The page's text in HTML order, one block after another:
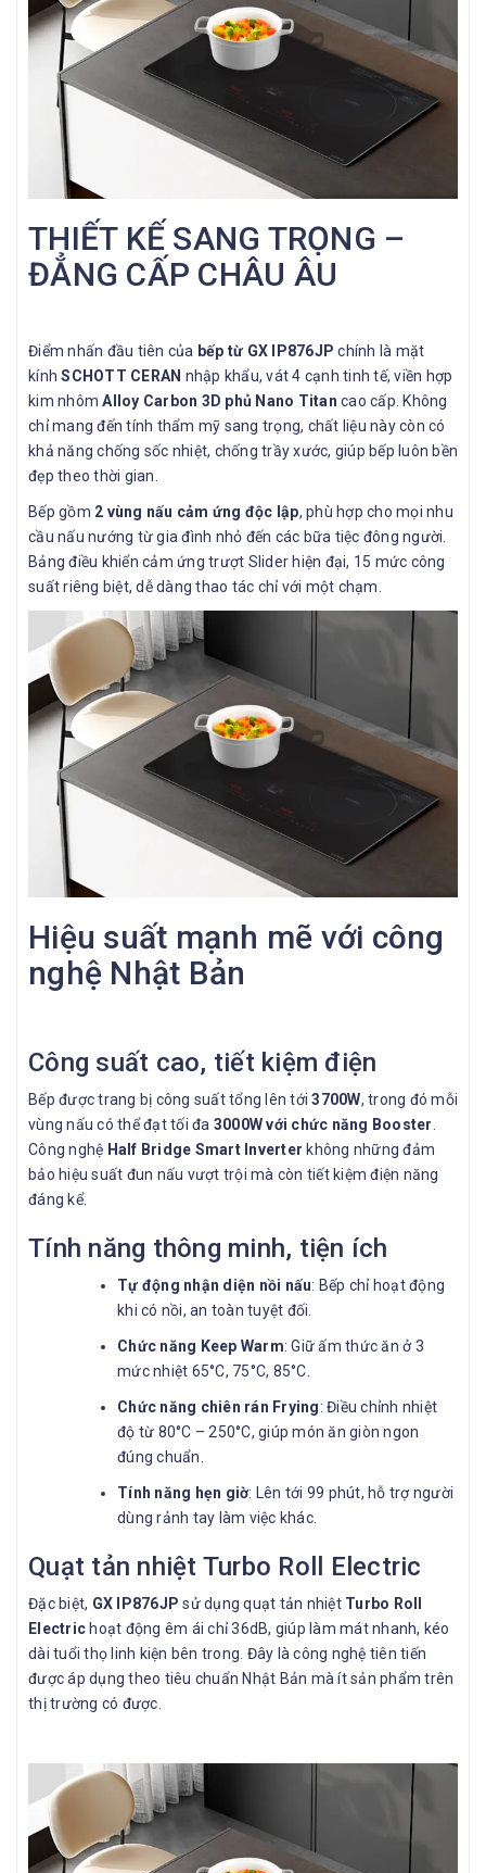
THIẾT KẾ SANG TRỌNG –
ĐẲNG CẤP CHÂU ÂU
Điểm nhấn đầu tiên của bếp từ GX IP876JP chính là mặt
kínhSCHOTT CERAN nhập khẩu, vát 4 cạnh tinh tế, viền hợp
kim nhômAlloy Carbon 3D phủ Nano Titan cao cấp. Không
chỉ mang đến tính thẩm mỹ sang trọng, chất liệu này còn có
khả năng chống sốc nhiệt, chống trầy xước, giúp bếp luôn bền
đẹp theo thời gian.
Bếp gồm 2 vùng nấu cảm ứng độc lập, phù hợp cho mọi nhu
cầu nấu nướng từ gia đình nhỏ đến các bữa tiệc đông người.
Bảng điều khiển cảm ứng trượt Slider hiện đại, 15 mức công
suất riêng biệt, dễ dàng thao tác chỉ với một chạm.
Hiệu suất mạnh mẽ với công
nghệ Nhật Bản
Công suất cao, tiết kiệm điện
Bếp được trang bị công suất tổng lên tới3700W, trong đó mỗi
vùng nấu có thể đạt tối đa 3000W với chức năng Booster
Công nghệ Half Bridge Smart Inverter không những đảm
bảo hiệu suất đun nấu vượt trội mà còn tiết kiệm điện năng
đáng kể.
Tính năng thông minh, tiện ích
Tự động nhận diện nồi nấu: Bếp chỉ hoạt động
khi có nồi, an toàn tuyệt đối.
Chức năng Keep Warm: Giữ ấm thức ăn ở 3
mức nhiệt 65°C, 75°C, 85°C.
Chức năng chiên rán Frying: Điều chỉnh nhiệt
độ từ 80°C – 250°C, giúp món ăn giòn ngon
đúng chuẩn.
Tính năng hẹn giờ: Lên tới 99 phút, hỗ trợ người
dùng rảnh tay làm việc khác.
Quạt tản nhiệt Turbo Roll Electric
Đặc biệt, GX IP876JP sử dụng quạt tản nhiệt Turbo Roll
Electric hoạt động êm ái chỉ 36dB, giúp làm mát nhanh, kéo
dài tuổi thọ linh kiện bên trong. Đây là công nghệ tiên tiến
được áp dụng theo tiêu chuẩn Nhật Bản mà ít sản phẩm trên
thị trường có được.